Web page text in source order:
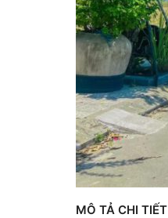
MÔ TẢ CHI TIẾT